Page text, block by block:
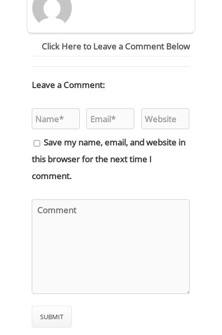
Click Here to Leave a Comment Below
Leave a Comment:
Save my name, email, and website in
this browser for the next time I
comment.